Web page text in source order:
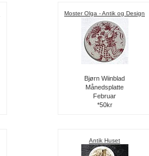
Moster Olga - Antik og Design
Bjørn Wiinblad
Månedsplatte
Februar
*50kr
Antik Huset